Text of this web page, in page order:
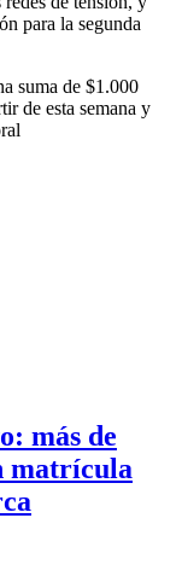
para la segunda
suma de $1.000
de esta semana y
más de
matrícula